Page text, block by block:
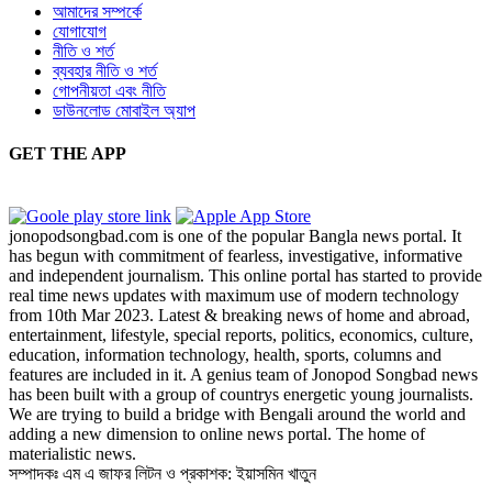
আমাদের সম্পর্কে
যোগাযোগ
নীতি ও শর্ত
ব্যবহার নীতি ও শর্ত
গোপনীয়তা এবং নীতি
ডাউনলোড মোবাইল অ্যাপ
GET THE APP
jonopodsongbad.com is one of the popular Bangla news portal. It
has begun with commitment of fearless, investigative, informative
and independent journalism. This online portal has started to provide
real time news updates with maximum use of modern technology
from 10th Mar 2023. Latest & breaking news of home and abroad,
entertainment, lifestyle, special reports, politics, economics, culture,
education, information technology, health, sports, columns and
features are included in it. A genius team of Jonopod Songbad news
has been built with a group of countrys energetic young journalists.
We are trying to build a bridge with Bengali around the world and
adding a new dimension to online news portal. The home of
materialistic news.
সম্পাদকঃ এম এ জাফর লিটন ও প্রকাশক: ইয়াসমিন খাতুন